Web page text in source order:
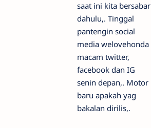
saat ini kita bersabar
dahulu,. Tinggal
pantengin social
media welovehonda
macam twitter,
facebook dan IG
senin depan,. Motor
baru apakah yag
bakalan dirilis,.